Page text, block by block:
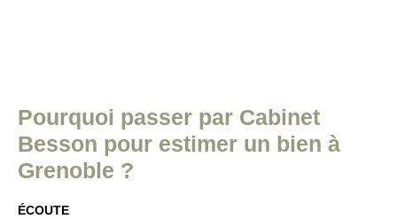
Pourquoi passer par Cabinet
Besson pour estimer un bien à
Grenoble ?
ÉCOUTE